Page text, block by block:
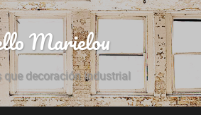
Marielou
que decoración industrial